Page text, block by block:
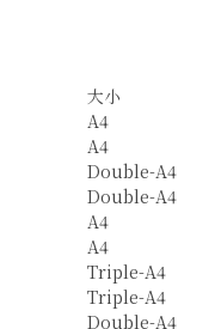
大小
A4
A4
Double-A4
Double-A4
A4
A4
Triple-A4
Triple-A4
Double-A4